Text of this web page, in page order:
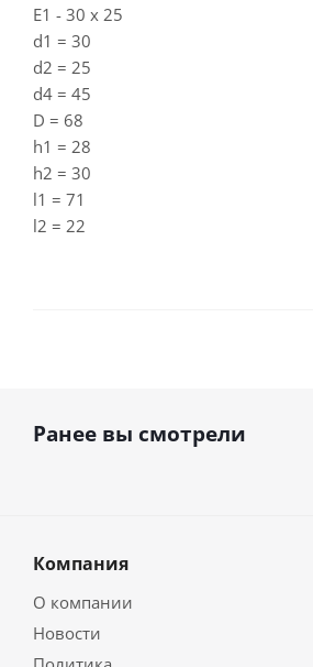
E1 - 30 x 25
d1 = 30
d2 = 25
d4 = 45
D = 68
h1 = 28
h2 = 30
l1 = 71
l2 = 22
Ранее вы смотрели
Компания
О компании
Новости